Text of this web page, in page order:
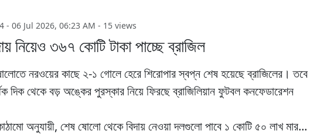
- 06 Jul 2026, 06:23 AM - 15 views
নিয়েও ৩৬৭ কোটি টাকা পাচ্ছে ব্রাজিল
নরওয়ের কাছে ২-১ গোলে হেরে শিরোপার স্বপ্ন শেষ হয়েছে ব্রাজিলের। তবে
দিক থেকে বড় অঙ্কের পুরস্কার নিয়ে ফিরছে ব্রাজিলিয়ান ফুটবল কনফেডারেশন
অনুযায়ী, শেষ ষোলো থেকে বিদায় নেওয়া দলগুলো পাবে ১ কোটি ৫০ লাখ মার...